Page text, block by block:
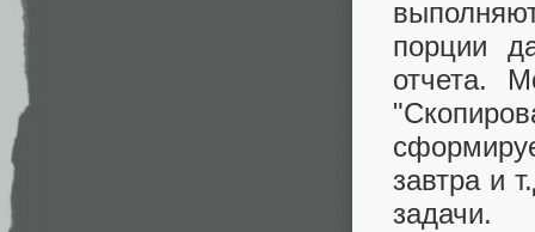
порции
отчета.
завтра и
задачи.